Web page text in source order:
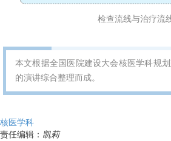
检查流线与治疗流
本文根据全国医院建设大会核医学科规
的演讲综合整理而成。
核医学科
责任编辑： 凯莉